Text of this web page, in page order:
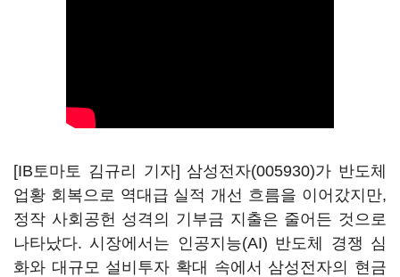
[IB토마토 김규리 기자] 삼성전자(005930)가 반도체
업황 회복으로 역대급 실적 개선 흐름을 이어갔지만,
정작 사회공헌 성격의 기부금 지출은 줄어든 것으로
나타났다. 시장에서는 인공지능(AI) 반도체 경쟁 심
화와 대규모 설비투자 확대 속에서 삼성전자의 현금